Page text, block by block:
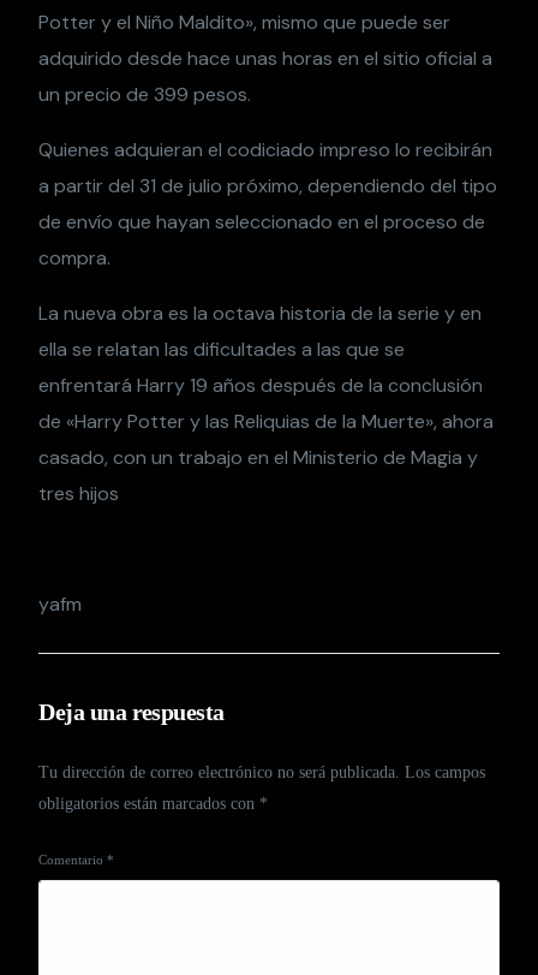
Potter y el Niño Maldito», mismo que puede ser
adquirido desde hace unas horas en el sitio oficial a
un precio de 399 pesos.
Quienes adquieran el codiciado impreso lo recibirán
a partir del 31 de julio próximo, dependiendo del tipo
de envío que hayan seleccionado en el proceso de
compra.
La nueva obra es la octava historia de la serie y en
ella se relatan las dificultades a las que se
enfrentará Harry 19 años después de la conclusión
de «Harry Potter y las Reliquias de la Muerte», ahora
casado, con un trabajo en el Ministerio de Magia y
tres hijos
yafm
Deja una respuesta
Tu dirección de correo electrónico no será publicada. Los campos
obligatorios están marcados con *
Comentario*